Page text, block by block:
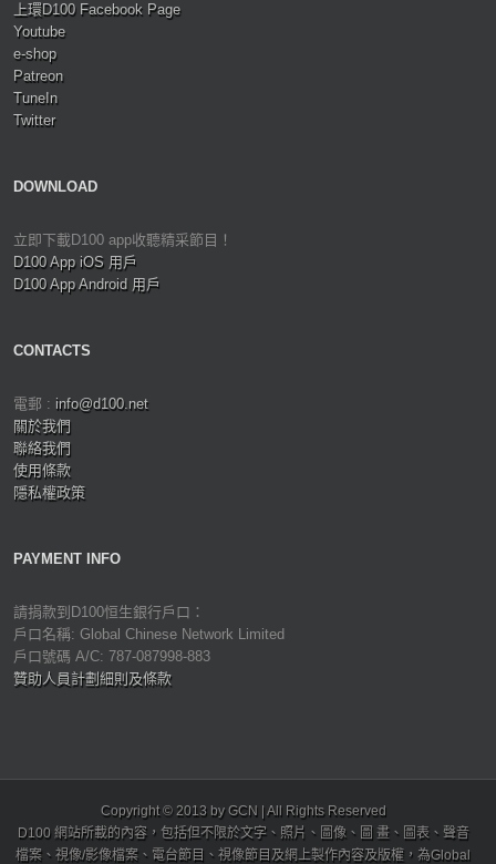
上環D100 Facebook Page
Youtube
e-shop
Patreon
TuneIn
Twitter
DOWNLOAD
立即下載D100 app收聽精采節目！
D100 App iOS 用戶
D100 App Android 用戶
CONTACTS
電郵 : info@d100.net
關於我們
聯絡我們
使用條款
隱私權政策
PAYMENT INFO
請捐款到D100恒生銀行戶口：
戶口名稱: Global Chinese Network Limited
戶口號碼 A/C: 787-087998-883
贊助人員計劃細則及條款
Copyright © 2013 by GCN | All Rights Reserved
D100 網站所載的內容，包括但不限於文字、照片、圖像、圖 畫、圖表、聲音
檔案、視像/影像檔案、電台節目、視像節目及網上製作內容及版權，為Global